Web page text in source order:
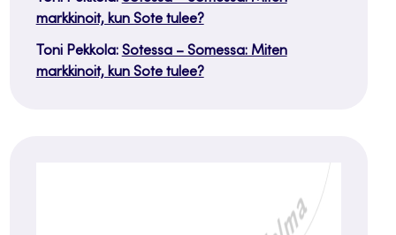
markkinoit, kun Sote tulee?
Toni Pekkola: Sotessa – Somessa: Miten
markkinoit, kun Sote tulee?